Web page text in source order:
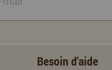
Besoin d'aide